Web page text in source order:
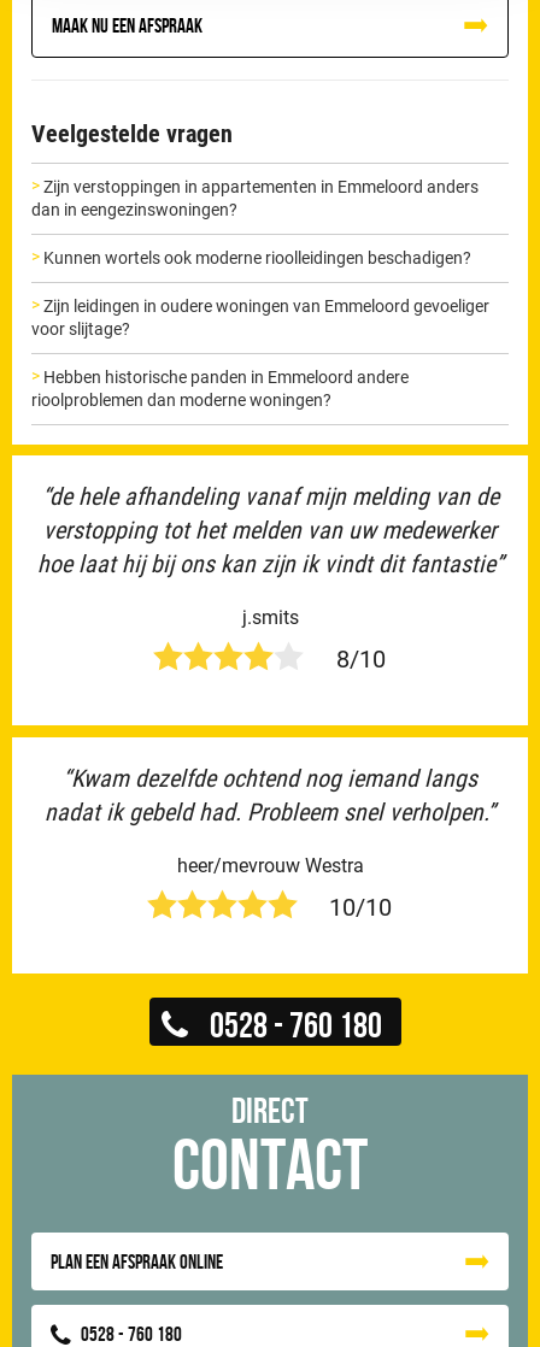
Maak nu een afspraak
Veelgestelde vragen
Zijn verstoppingen in appartementen in Emmeloord anders
dan in eengezinswoningen?
Kunnen wortels ook moderne rioolleidingen beschadigen?
Zijn leidingen in oudere woningen van Emmeloord gevoeliger
voor slijtage?
Hebben historische panden in Emmeloord andere
rioolproblemen dan moderne woningen?
“de hele afhandeling vanaf mijn melding van de
verstopping tot het melden van uw medewerker
hoe laat hij bij ons kan zijn ik vindt dit fantastie”
j.smits
8/10
“Kwam dezelfde ochtend nog iemand langs
nadat ik gebeld had. Probleem snel verholpen.”
heer/mevrouw Westra
10/10
0528 - 760 180
Direct
Contact
Plan een afspraak online
0528 - 760 180